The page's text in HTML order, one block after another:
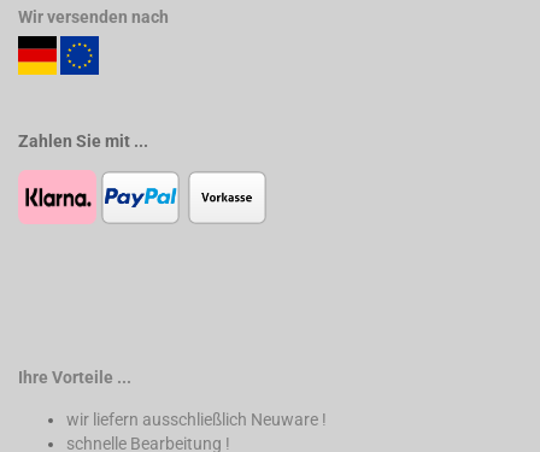
Wir versenden nach
Zahlen Sie mit ...
Ihre Vorteile ...
wir liefern ausschließlich Neuware !
schnelle Bearbeitung !